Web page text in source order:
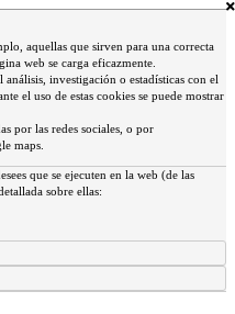
aquellas que sirven para una correcta
web se carga eficazmente.
investigación o estadísticas con el
el uso de estas cookies se puede mostrar
por las redes sociales, o por
maps.
que se ejecuten en la web (de las
sobre ellas: